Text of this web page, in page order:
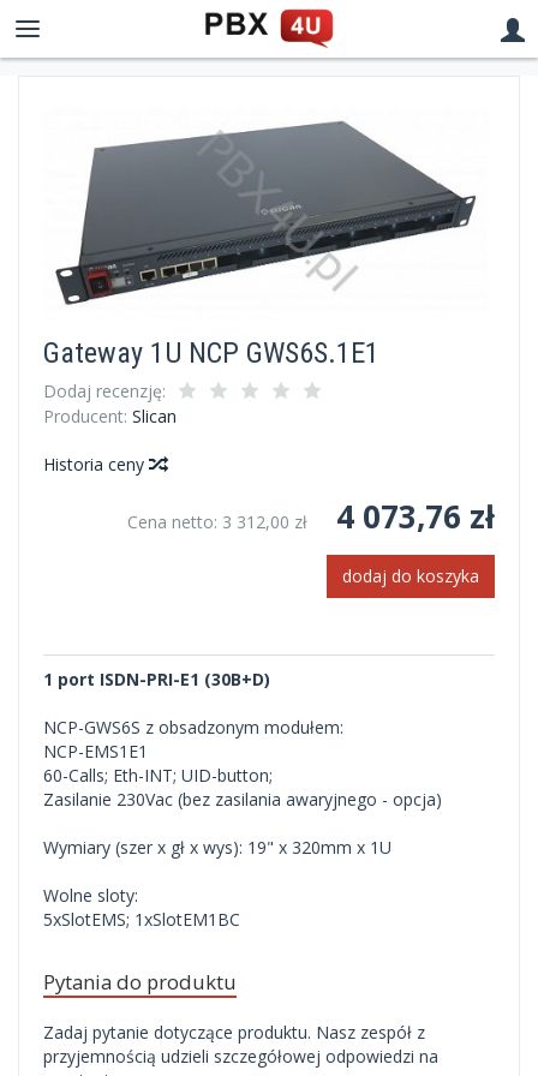
Gateway 1U NCP GWS6S.1E1
Dodaj recenzję:
Producent: Slican
Historia ceny
Cena netto: 3 312,00 zł 4 073,76 zł
dodaj do koszyka
1 port ISDN-PRI-E1 (30B+D)
NCP-GWS6S z obsadzonym modułem:
NCP-EMS1E1
60-Calls; Eth-INT; UID-button;
Zasilanie 230Vac (bez zasilania awaryjnego - opcja)
Wymiary (szer x gł x wys): 19" x 320mm x 1U
Wolne sloty:
5xSlotEMS; 1xSlotEM1BC
Pytania do produktu
Zadaj pytanie dotyczące produktu. Nasz zespół z
przyjemnością udzieli szczegółowej odpowiedzi na